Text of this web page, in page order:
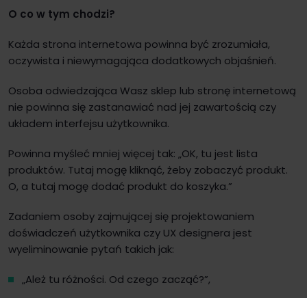
O co w tym chodzi?
Każda strona internetowa powinna być zrozumiała,
oczywista i niewymagająca dodatkowych objaśnień.
Osoba odwiedzająca Wasz sklep lub stronę internetową
nie powinna się zastanawiać nad jej zawartością czy
układem interfejsu użytkownika.
Powinna myśleć mniej więcej tak: „OK, tu jest lista
produktów. Tutaj mogę kliknąć, żeby zobaczyć produkt.
O, a tutaj mogę dodać produkt do koszyka.”
Zadaniem osoby zajmującej się projektowaniem
doświadczeń użytkownika czy UX designera jest
wyeliminowanie pytań takich jak:
„Ależ tu różności. Od czego zacząć?”,